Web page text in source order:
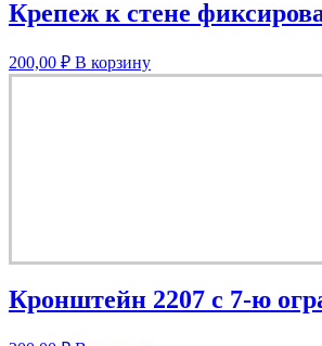
Крепеж к стене
200,00 ₽ В корзину
Кронштейн 2207 с 7-ю